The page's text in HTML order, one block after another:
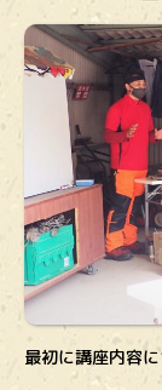
最初に講座内容